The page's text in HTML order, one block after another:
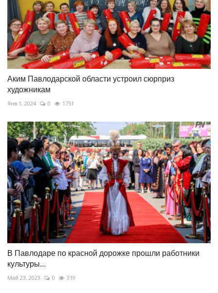
Аким Павлодарской области устроил сюрприз
художникам
Янв 1, 2024 0 1751
В Павлодаре по красной дорожке прошли работники
культуры...
Май 23, 2023 0 319